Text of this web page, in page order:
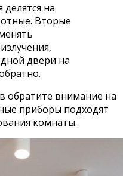
на
Вторые
двери на
обратите внимание на
приборы подходят
комнаты.